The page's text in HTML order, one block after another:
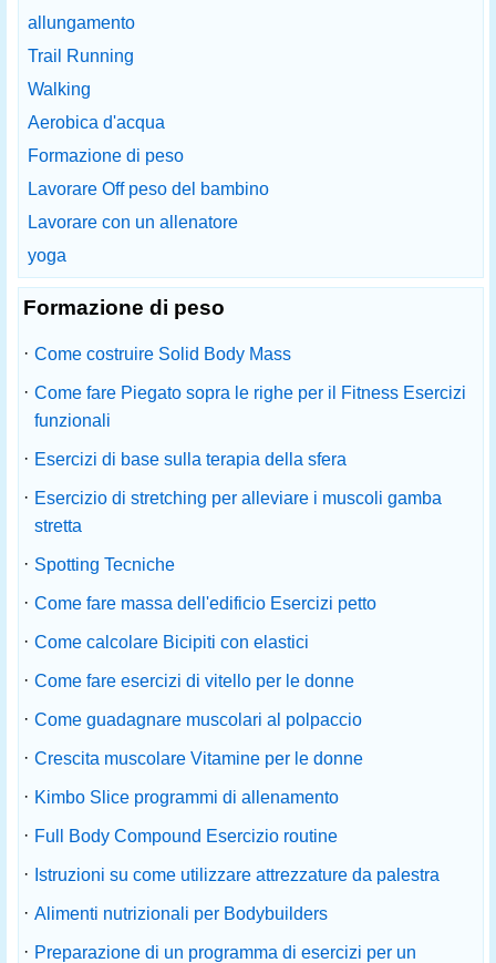
allungamento
Trail Running
Walking
Aerobica d'acqua
Formazione di peso
Lavorare Off peso del bambino
Lavorare con un allenatore
yoga
Formazione di peso
· Come costruire Solid Body Mass
· Come fare Piegato sopra le righe per il Fitness Esercizi
funzionali
· Esercizi di base sulla terapia della sfera
· Esercizio di stretching per alleviare i muscoli gamba
stretta
· Spotting Tecniche
· Come fare massa dell'edificio Esercizi petto
· Come calcolare Bicipiti con elastici
· Come fare esercizi di vitello per le donne
· Come guadagnare muscolari al polpaccio
· Crescita muscolare Vitamine per le donne
· Kimbo Slice programmi di allenamento
· Full Body Compound Esercizio routine
· Istruzioni su come utilizzare attrezzature da palestra
· Alimenti nutrizionali per Bodybuilders
· Preparazione di un programma di esercizi per un